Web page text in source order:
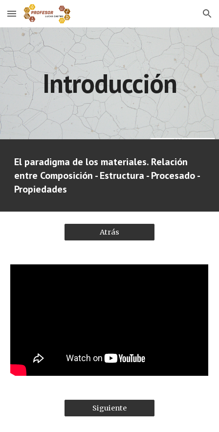
Skip to main content Skip to navigation
Introducción
El paradigma de los materiales. Relación
entre Composición - Estructura - Procesado -
Propiedades
Atrás
Siguiente